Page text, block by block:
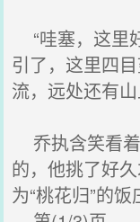
“哇塞，这里
引了，这里四
流，远处还有
乔执含笑看
的，他挑了好
为“桃花归”的饭